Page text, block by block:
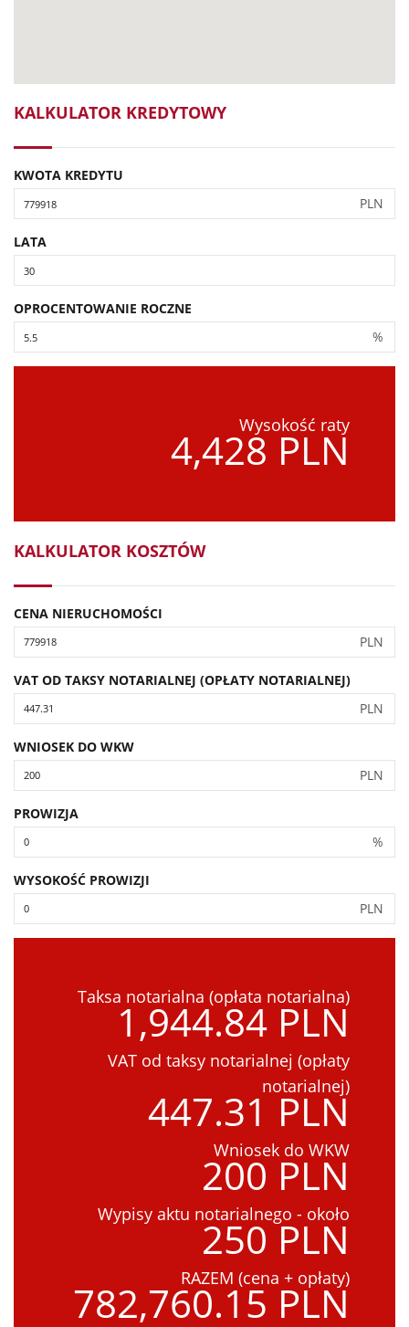
KALKULATOR KREDYTOWY
KWOTA KREDYTU
PLN
LATA
OPROCENTOWANIE ROCZNE
%
Wysokość raty
4,428 PLN
KALKULATOR KOSZTÓW
CENA NIERUCHOMOŚCI
PLN
VAT OD TAKSY NOTARIALNEJ (OPŁATY NOTARIALNEJ)
PLN
WNIOSEK DO WKW
PLN
PROWIZJA
%
WYSOKOŚĆ PROWIZJI
PLN
Taksa notarialna (opłata notarialna)
1,944.84 PLN
VAT od taksy notarialnej (opłaty
notarialnej)
447.31 PLN
Wniosek do WKW
200 PLN
Wypisy aktu notarialnego - około
250 PLN
RAZEM (cena + opłaty)
782,760.15 PLN